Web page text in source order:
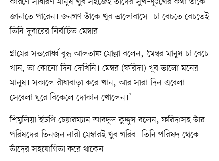
জানাতে পারেন। জনগণ তাঁকে খুব ভালোবাসে। চা বেচতে বেচতেই
তিনি দুবারের নির্বাচিত মেম্বার।
গ্রামের সত্তরোর্ধ্ব বৃদ্ধ আলতাফ মোল্লা বলেন, ‘মেম্বর মানুষ চা বেচে
খান, তা কোনো দিন দেখিনি। মেম্বর (ফরিদা) খুব ভালো মনের
মানুষ। সকালে রাঁধাবাড়া করে খান, আর সারা দিন এবেলা
সেবেলা ঘুরে বিকেলে দোকান খোলেন।’
শিমুলিয়া ইউপি চেয়ারম্যান আবদুল কুদ্দুস বলেন, ফরিদাসহ তাঁর
পরিষদের তিনজন নারী মেম্বারই খুব গরিব। তিনি পরিষদ থেকে
তাঁদের সহযোগিতা করে থাকেন।